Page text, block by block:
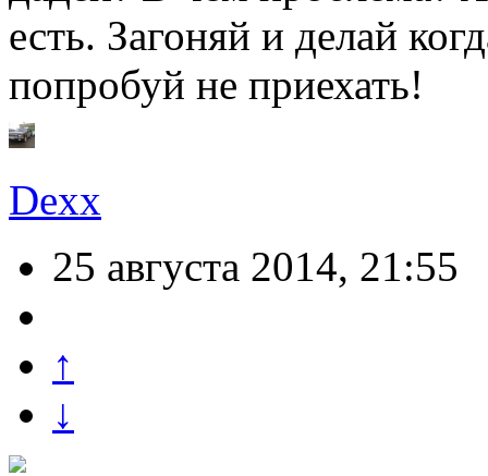
есть. Загоняй и делай
попробуй не приехать!
Dexx
25 августа 2014, 21:55
↑
↓